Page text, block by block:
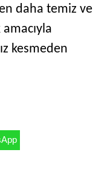
daha temiz ve
kesmeden